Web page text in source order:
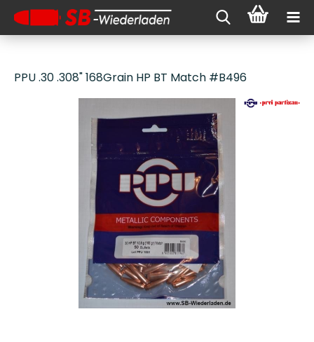
PPU .30 .308" 168Grain HP BT Match #B496